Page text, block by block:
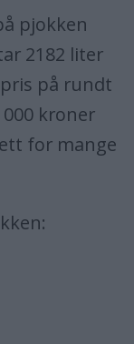
pjokken
2182 liter
på rundt
kroner
for mange